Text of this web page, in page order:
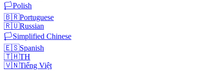
🏳️Polish
🇧🇷Portuguese
🇷🇺Russian
🏳️Simplified Chinese
🇪🇸Spanish
🇹🇭TH
🇻🇳Tiếng Việt